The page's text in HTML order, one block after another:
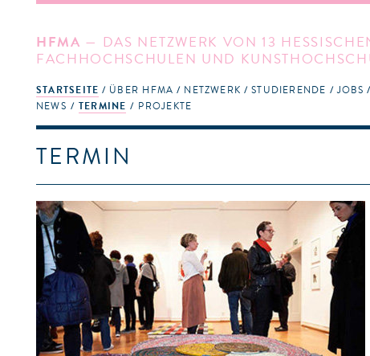
HFMA — DAS NETZWERK VON 13
FACHHOCHSCHULEN UND
STARTSEITE
NEWS
TERMINE PROJEKTE
ÜBER HFMA NETZWERK STUDIERENDE JOBS
TERMIN